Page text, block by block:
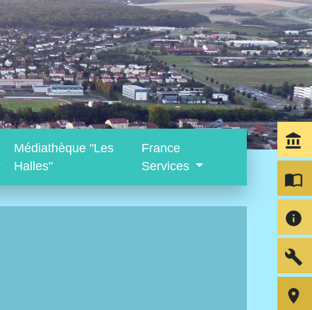
Médiathèque "Les
Halles"
France
Services
account_balance
import_contacts
info
build
room